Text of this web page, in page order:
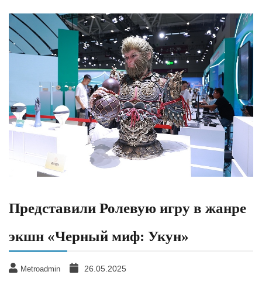
Представили Ролевую игру в жанре
экшн «Черный миф: Укун»
Metroadmin 26.05.2025